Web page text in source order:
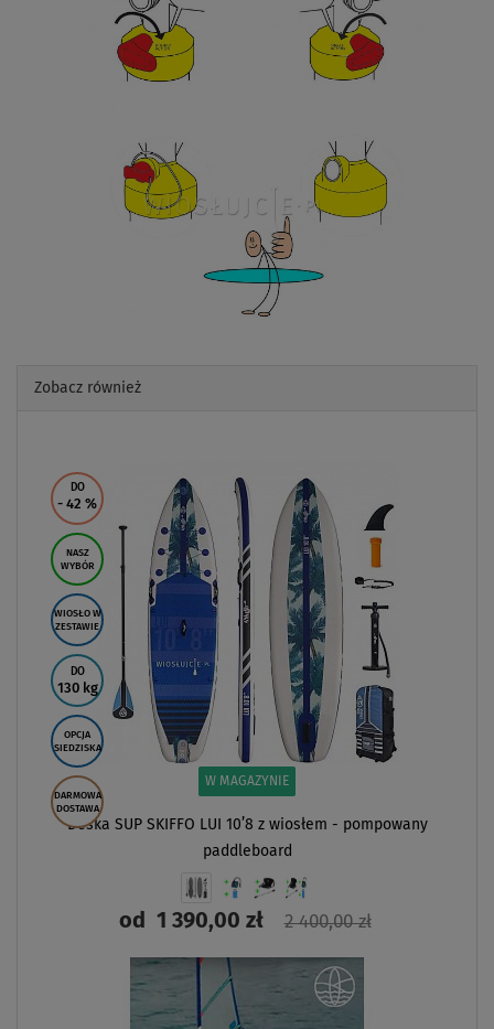
Zobacz również
DO
- 42 %
NASZ
WYBÓR
WIOSŁO W
ZESTAWIE
DO
130 kg
OPCJA
SIEDZISKA
DARMOWA
DOSTAWA
W MAGAZYNIE
Deska SUP SKIFFO LUI 10’8 z wiosłem - pompowany
paddleboard
od1 390,00 zł 2 400,00 zł
ZOBACZ